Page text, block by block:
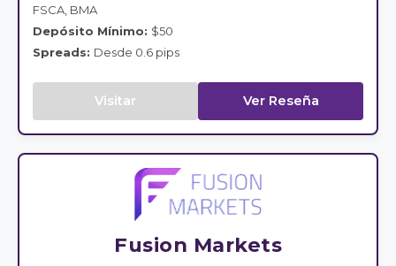
FSCA, BMA
Depósito Mínimo: $50
Spreads: Desde 0.6 pips
Visitar Ver Reseña
Fusion Markets